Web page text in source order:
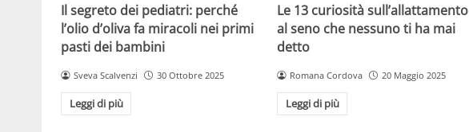
Il segreto dei pediatri: perché
l’olio d’oliva fa miracoli nei primi
pasti dei bambini
Sveva Scalvenzi 30 Ottobre 2025
Leggi di più
Le 13 curiosità sull’allattamento
al seno che nessuno ti ha mai
detto
Romana Cordova 20 Maggio 2025
Leggi di più